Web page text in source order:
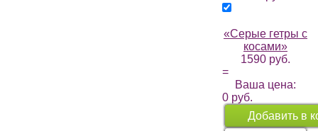
«Серые гетры с
косами»
1590 руб.
=
Ваша цена:
0 руб.
Добавить в